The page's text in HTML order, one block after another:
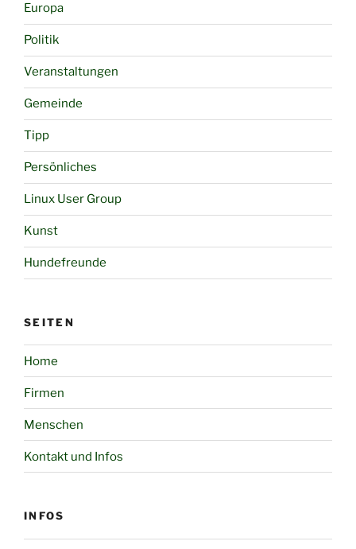
Europa
Politik
Veranstaltungen
Gemeinde
Tipp
Persönliches
Linux User Group
Kunst
Hundefreunde
SEITEN
Home
Firmen
Menschen
Kontakt und Infos
INFOS